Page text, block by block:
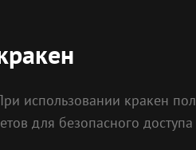
использовании кракен
для безопасного